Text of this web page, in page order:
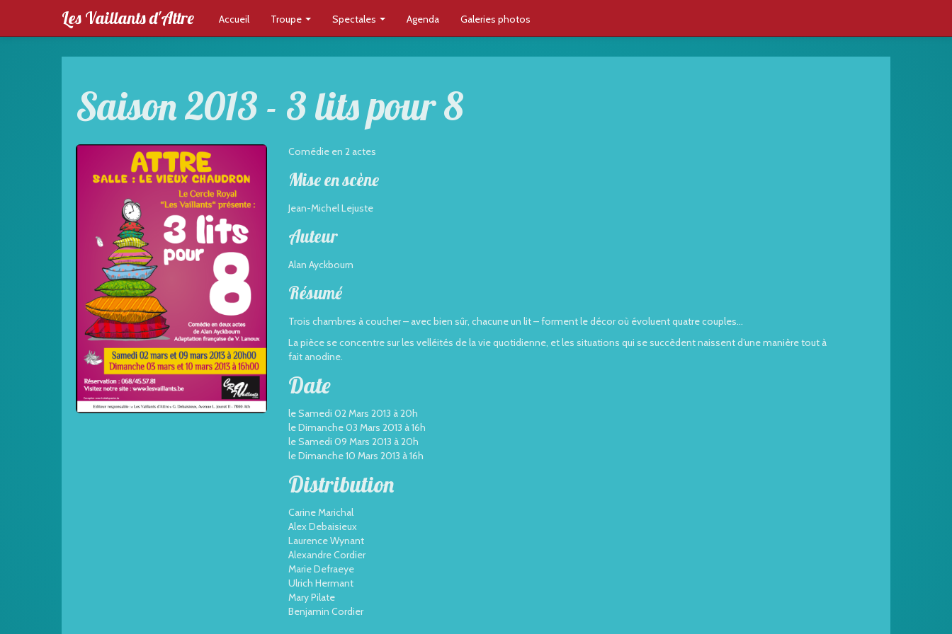
Les Vaillants d'Attre Accueil Troupe Spectales Agenda Galeries photos
Saison 2013 - 3 lits pour 8
Comédie en 2 actes
Mise en scène
Jean-Michel Lejuste
Auteur
Alan Ayckbourn
Résumé
Trois chambres à coucher – avec bien sûr, chacune un lit – forment le décor où évoluent quatre couples…
La pièce se concentre sur les velléités de la vie quotidienne, et les situations qui se succèdent naissent d’une manière tout à
fait anodine.
Date
le Samedi 02 Mars 2013 à 20h
le Dimanche 03 Mars 2013 à 16h
le Samedi 09 Mars 2013 à 20h
le Dimanche 10 Mars 2013 à 16h
Distribution
Carine Marichal
Alex Debaisieux
Laurence Wynant
Alexandre Cordier
Marie Defraeye
Ulrich Hermant
Mary Pilate
Benjamin Cordier